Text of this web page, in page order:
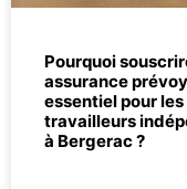
Pourquoi
assurance
essentiel pour les
travailleurs
à Bergerac ?